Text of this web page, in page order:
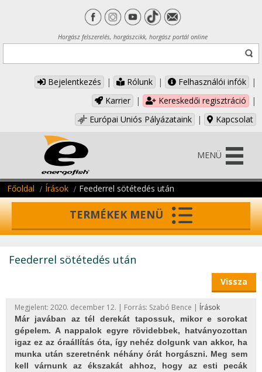
Horgász felszerelés, horgászcikk, horgász portál online
Bejelentkezés | Rólunk | Felhasználói infók
|
Karrier
| Kereskedői regisztráció
|
Európai Uniós Pályázataink
| Kapcsolat
MENÜ
Főoldal Írások Feederrel sötétedés után
TERMÉKEK MENÜ
Feederrel sötétedés után
Vissza
Megjelent: 2020. december 12. | Forrás: Szabó Bence | Írások
Már javában az tél derekát tapossuk, mikor e sorokat
gépelem. A nappalok egyre rövidebbek, hatványozottan
igaz ez az óraállítás óta, így nehéz dolgunk van akkor, ha
munka után szeretnénk néhány órát horgászni. Meg sem
kell várnunk az ékszakát ahhoz, hogy az esti pecák